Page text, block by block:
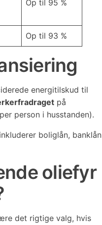
Op til 95 %
Op til 93 %
energitilskud til
på
person i husstanden).
boliglån, banklån
oliefyr
det rigtige valg, hvis